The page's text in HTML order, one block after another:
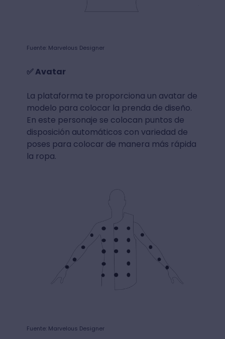
Fuente: Marvelous Designer
✅ Avatar
La plataforma te proporciona un avatar de
modelo para colocar la prenda de diseño.
En este personaje se colocan puntos de
disposición automáticos con variedad de
poses para colocar de manera más rápida
la ropa.
Fuente: Marvelous Designer